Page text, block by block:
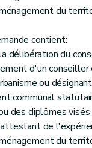
du
contient:
délibération du
d'un conseiller
ou
communal
des diplômes
de
du